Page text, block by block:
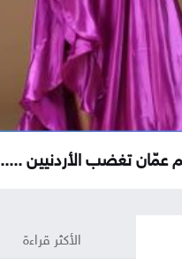
عمّان تغضب الأردنيين .....
الأكثر قراءة